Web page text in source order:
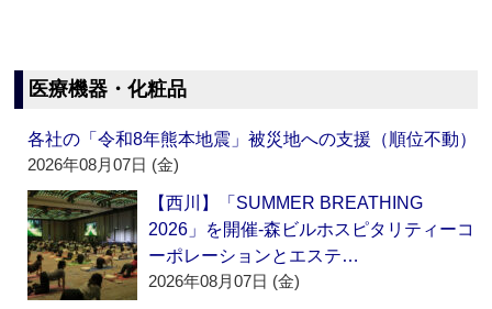
医療機器・化粧品
各社の「令和8年熊本地震」被災地への支援（順位不動）
2026年08月07日 (金)
【西川】「SUMMER BREATHING
2026」を開催‐森ビルホスピタリティーコ
ーポレーションとエステ…
2026年08月07日 (金)